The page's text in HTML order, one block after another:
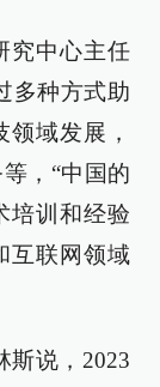
究中心主任
多种方式助
域发展，
，“中国的
培训和经验
互联网领域
斯说，2023